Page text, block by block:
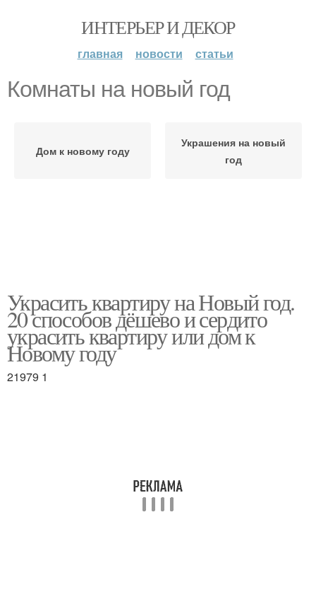
ИНТЕРЬЕР И ДЕКОР
главная новости статьи
Комнаты на новый год
Дом к новому году
Украшения на новый
год
Украсить квартиру на Новый год.
20 способов дёшево и сердито
украсить квартиру или дом к
Новому году
21979 1